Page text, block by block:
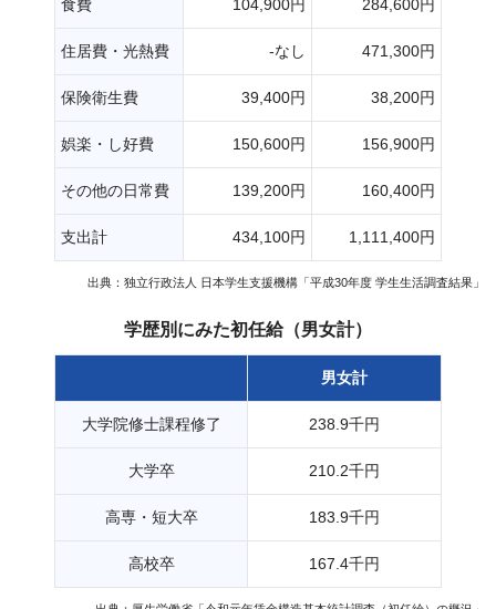
食費 104,900円 284,600円
住居費・光熱費 -なし 471,300円
保険衛生費 39,400円 38,200円
娯楽・し好費 150,600円 156,900円
その他の日常費 139,200円 160,400円
支出計 434,100円 1,111,400円
出典：独立行政法人 日本学生支援機構「平成30年度 学生生活調査結果」
学歴別にみた初任給（男女計）
男女計
大学院修士課程修了 238.9千円
大学卒 210.2千円
高専・短大卒 183.9千円
高校卒 167.4千円